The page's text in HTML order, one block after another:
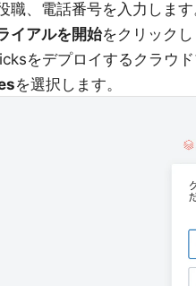
職、電話番号を入力します
イアルを開始をクリックし
をデプロイするクラウ
を選択します。